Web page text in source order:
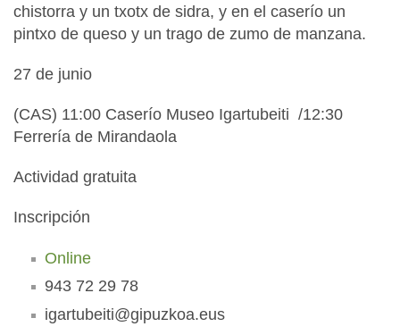
chistorra y un txotx de sidra, y en el caserío un
pintxo de queso y un trago de zumo de manzana.
27 de junio
(CAS) 11:00 Caserío Museo Igartubeiti /12:30
Ferrería de Mirandaola
Actividad gratuita
Inscripción
Online
943 72 29 78
igartubeiti@gipuzkoa.eus